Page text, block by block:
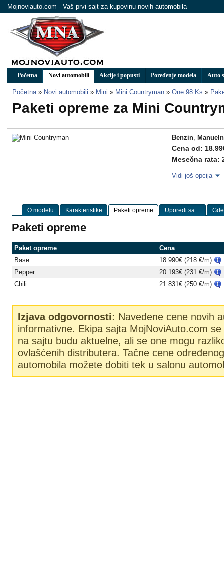
Mojnoviauto.com - Vaš prvi sajt za kupovinu novih automobila
Početna Novi automobili Akcije i popusti Poređenje modela Auto
Početna » Novi automobili » Mini » Mini Countryman » One 98 Ks »
Paketi opreme za Mini
Benzin,
Cena od:
Mesečna rata:
Vidi još opcija
O modelu Karakteristike Paketi opreme Uporedi sa ...
Paketi opreme
Paket opreme
Cena
Base
18.990€ (218 €/m)
Pepper
20.193€ (231 €/m)
Chili
21.831€ (250 €/m)
Izjava odgovornosti: Navedene cene novih
informativne. Ekipa sajta MojNoviAuto.com
na sajtu budu aktuelne, ali se one mogu
ovlašćenih distributera. Tačne cene
automobila možete dobiti tek u salonu